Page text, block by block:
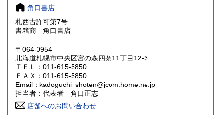
滋賀県
奈良県 600円 和歌山県
鳥取県 600円 島根県
岡山県 600円
角口書店
札西古許可第7号
書籍商 角口書店
〒064-0954
北海道札幌市中央区宮の森四条11丁目12-3
ＴＥＬ：011-615-5850
ＦＡＸ：011-615-5850
Email：kadoguchi_shoten@jcom.home.ne.jp
担当者：代表者 角口正志
店舗へのお問い合わせ